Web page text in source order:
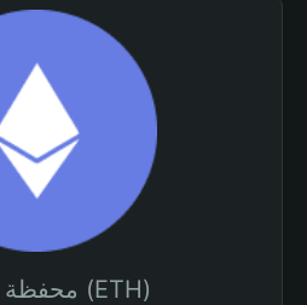
محفظة إيثيريوم (ETH)